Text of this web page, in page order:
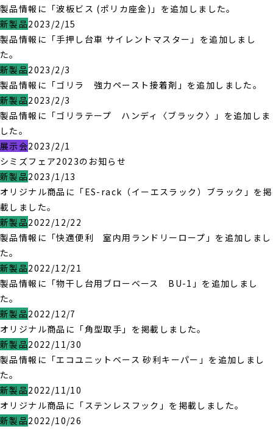
製品情報に「波板ビス (ポリカ座金)」を追加しました。
新製品2023/2/15
製品情報に「手押し台車 サイレントマスター」を追加しまし
た。
新製品2023/2/3
製品情報に「ゴリラ 強力ペースト接着剤」を追加しました。
新製品2023/2/3
製品情報に「ゴリラテープ ハンディ〈ブラック〉」を追加しま
した。
展示会2023/2/1
シミズフェア2023のお知らせ
新製品2023/1/13
オリジナル商品に「ES-rack（イーエスラック）ブラック」を掲
載しました。
新製品2022/12/22
製品情報に「快適便利 室内用ランドリーロープ」を追加しまし
た。
新製品2022/12/21
製品情報に「物干し台用ブローベース BU-1」を追加しまし
た。
新製品2022/12/7
オリジナル商品に「角型取手」を掲載しました。
新製品2022/11/30
製品情報に「エコユニットベース 砂利キーパー」を追加しまし
た。
新製品2022/11/10
オリジナル商品に「ステンレスフック」を掲載しました。
新製品2022/10/26